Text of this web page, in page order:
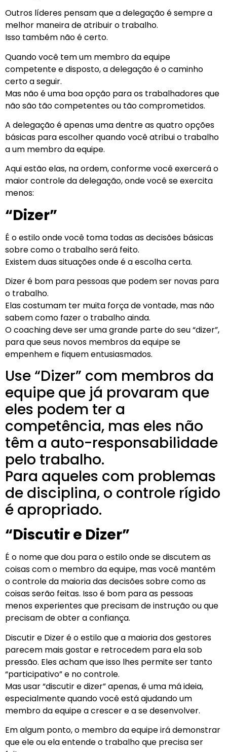
Outros líderes pensam que a delegação é sempre a
melhor maneira de atribuir o trabalho.
Isso também não é certo.
Quando você tem um membro da equipe
competente e disposto, a delegação é o caminho
certo a seguir.
Mas não é uma boa opção para os trabalhadores que
não são tão competentes ou tão comprometidos.
A delegação é apenas uma dentre as quatro opções
básicas para escolher quando você atribui o trabalho
a um membro da equipe.
Aqui estão elas, na ordem, conforme você exercerá o
maior controle da delegação, onde você se exercita
menos:
“Dizer”
É o estilo onde você toma todas as decisões básicas
sobre como o trabalho será feito.
Existem duas situações onde é a escolha certa.
Dizer é bom para pessoas que podem ser novas para
o trabalho.
Elas costumam ter muita força de vontade, mas não
sabem como fazer o trabalho ainda.
O coaching deve ser uma grande parte do seu “dizer”,
para que seus novos membros da equipe se
empenhem e fiquem entusiasmados.
Use “Dizer” com membros da
equipe que já provaram que
eles podem ter a
competência, mas eles não
têm a auto-responsabilidade
pelo trabalho.
Para aqueles com problemas
de disciplina, o controle rígido
é apropriado.
“Discutir e Dizer”
É o nome que dou para o estilo onde se discutem as
coisas com o membro da equipe, mas você mantém
o controle da maioria das decisões sobre como as
coisas serão feitas. Isso é bom para as pessoas
menos experientes que precisam de instrução ou que
precisam de obter a confiança.
Discutir e Dizer é o estilo que a maioria dos gestores
parecem mais gostar e retrocedem para ela sob
pressão. Eles acham que isso lhes permite ser tanto
“participativo” e no controle.
Mas usar “discutir e dizer” apenas, é uma má ideia,
especialmente quando você está ajudando um
membro da equipe a crescer e a se desenvolver.
Em algum ponto, o membro da equipe irá demonstrar
que ele ou ela entende o trabalho que precisa ser